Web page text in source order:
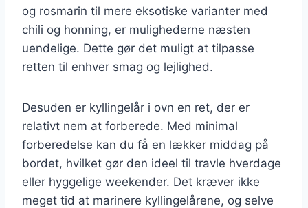
og rosmarin til mere eksotiske varianter med
chili og honning, er mulighederne næsten
uendelige. Dette gør det muligt at tilpasse
retten til enhver smag og lejlighed.
Desuden er kyllingelår i ovn en ret, der er
relativt nem at forberede. Med minimal
forberedelse kan du få en lækker middag på
bordet, hvilket gør den ideel til travle hverdage
eller hyggelige weekender. Det kræver ikke
meget tid at marinere kyllingelårene, og selve